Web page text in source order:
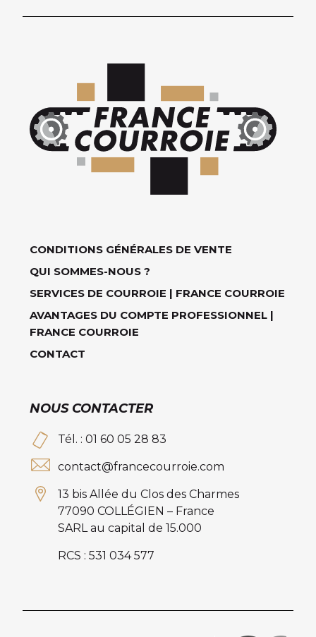
CONDITIONS GÉNÉRALES DE VENTE
QUI SOMMES-NOUS ?
SERVICES DE COURROIE | FRANCE COURROIE
AVANTAGES DU COMPTE PROFESSIONNEL |
FRANCE COURROIE
CONTACT
NOUS CONTACTER
Tél. : 01 60 05 28 83
contact@francecourroie.com
13 bis Allée du Clos des Charmes
77090 COLLÉGIEN – France
SARL au capital de 15.000
RCS : 531 034 577